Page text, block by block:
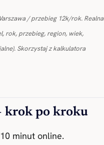
/ przebieg 12k/rok. Realna
rok, przebieg, region, wiek,
Skorzystaj z kalkulatora
krok po kroku
minut online.